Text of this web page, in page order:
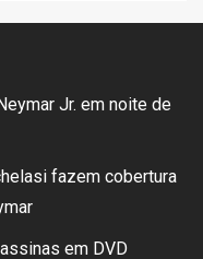
Jr. em noite de
fazem cobertura
em DVD